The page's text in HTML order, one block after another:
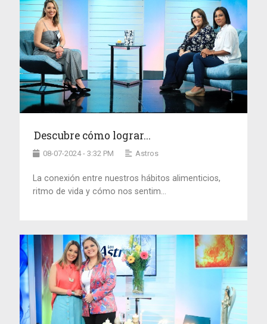
Descubre cómo lograr...
08-07-2024 - 3:32 PM Astros
La conexión entre nuestros hábitos alimenticios,
ritmo de vida y cómo nos sentim...